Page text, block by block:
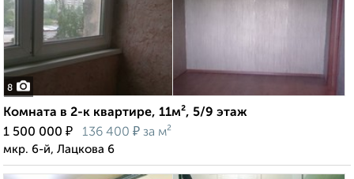
8
Комната в 2-к квартире, 11м², 5/9 этаж
1 500 000 ₽ 136 400 ₽ за м²
мкр. 6-й, Лацкова 6